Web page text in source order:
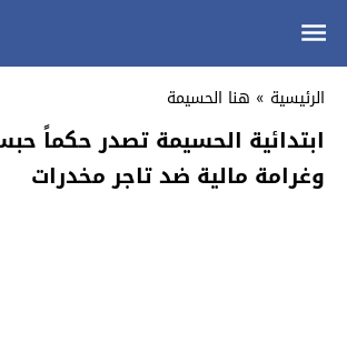
الرئيسية » هنا الحسيمة
ابتدائية الحسيمة تصدر حكماً
وغرامة مالية ضد تاجر مخدرات